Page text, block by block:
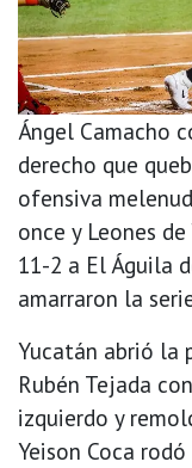
Ángel Camacho
derecho que
ofensiva
once y Leones
11-2 a El Águila
amarraron la
Yucatán abrió la
Rubén Tejada
izquierdo y
Yeison Coca